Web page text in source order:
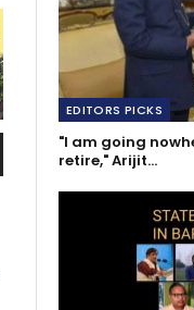
EDITORS PICKS
"I am going
retire," Arijit…